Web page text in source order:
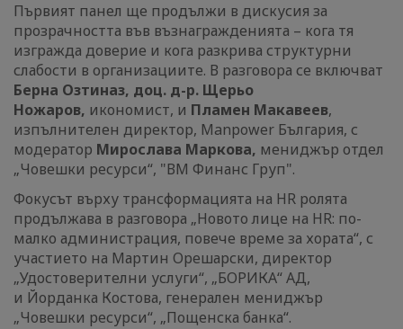
Първият панел ще продължи в дискусия за
прозрачността във възнагражденията – кога тя
изгражда доверие и кога разкрива структурни
слабости в организациите. В разговора се включват
Берна Озтиназ, доц. д-р. Щерьо
Ножаров, икономист, и Пламен Макавеев,
изпълнителен директор, Manpower България, с
модератор Мирослава Маркова, мениджър отдел
„Човешки ресурси“, "ВМ Финанс Груп".
Фокусът върху трансформацията на HR ролята
продължава в разговора „Новото лице на HR: по-
малко администрация, повече време за хората“, с
участието на Мартин Орешарски, директор
„Удостоверителни услуги“, „БОРИКА“ АД,
и Йорданка Костова, генерален мениджър
„Човешки ресурси“, „Пощенска банка“.